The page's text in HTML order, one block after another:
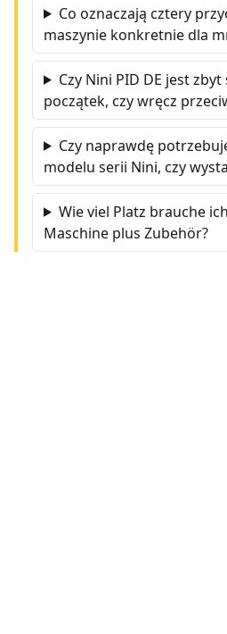
Co oznaczają cztery
maszynie konkretnie dla
Czy Nini PID DE jest
początek, czy wręcz
Czy naprawdę
modelu serii Nini, czy
Wie viel Platz brauche
Maschine plus Zubehör?